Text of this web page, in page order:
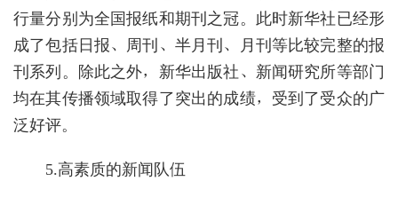
行量分别为全国报纸和期刊之冠。此时新华社已经形
成了包括日报、周刊、半月刊、月刊等比较完整的报
刊系列。除此之外，新华出版社、新闻研究所等部门
均在其传播领域取得了突出的成绩，受到了受众的广
泛好评。
5.高素质的新闻队伍